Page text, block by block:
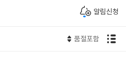
알림신청
품절포함